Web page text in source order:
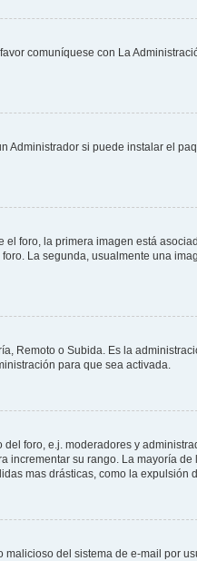
comuníquese con La
Administrador si puede instalar el
foro, la primera imagen está
La segunda, usualmente una
Remoto o Subida. Es la
para que sea activada.
foro, e.j. moderadores y
incrementar su rango. La mayoría de
mas drásticas, como la expulsión
del sistema de e-mail por